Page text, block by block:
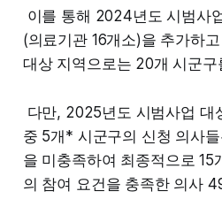
이를 통해 2024년도 시범사
(의료기관 16개소)을 추가하
대상 지역으로는 20개 시군
다만, 2025년도 시범사업 대
중 5개* 시군구의 신청 의사
을 미충족하여 최종적으로 15
의 참여 요건을 충족한 의사